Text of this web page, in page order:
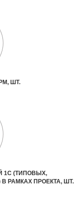
ШТ.
1С (ТИПОВЫХ,
РАМКАХ ПРОЕКТА, ШТ.